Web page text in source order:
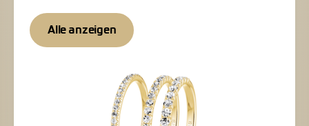
Alle anzeigen